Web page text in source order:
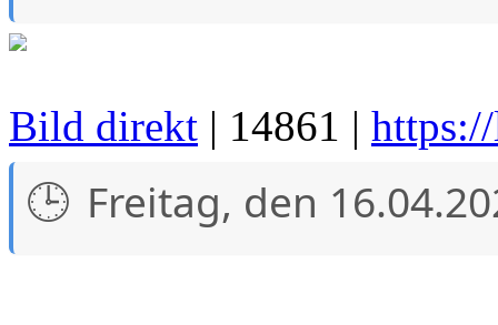
Bild direkt | 14861 |
Freitag, den